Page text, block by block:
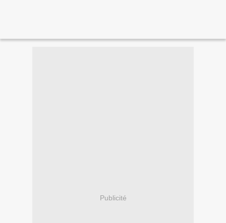
Publicité